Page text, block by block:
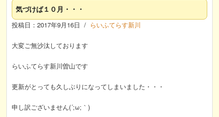
気づけば１０月・・・
投稿日：2017年9月16日 / らいふてらす新川
大変ご無沙汰しております
らいふてらす新川曽山です
更新がとっても久しぶりになってしまいました・・・
申し訳ございません(´;ω;｀)